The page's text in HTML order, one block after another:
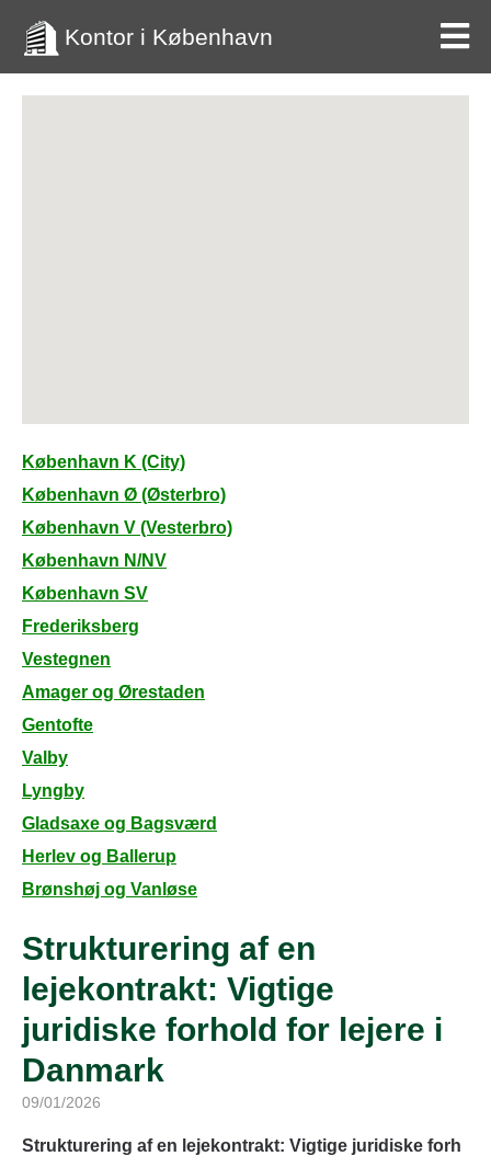
Kontor i København
København K (City)
København Ø (Østerbro)
København V (Vesterbro)
København N/NV
København SV
Frederiksberg
Vestegnen
Amager og Ørestaden
Gentofte
Valby
Lyngby
Gladsaxe og Bagsværd
Herlev og Ballerup
Brønshøj og Vanløse
Strukturering af en
lejekontrakt: Vigtige
juridiske forhold for lejere i
Danmark
09/01/2026
Strukturering af en lejekontrakt: Vigtige juridiske forh